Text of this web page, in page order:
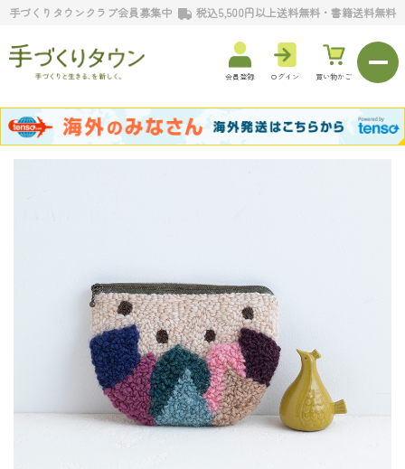
手づくりタウンクラブ会員募集中 税込5,500円以上送料無料・書籍送料無料
会員登録 ログイン 買い物かご